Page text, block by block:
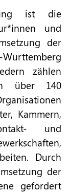
ist die
und
der
zählen
über 140
Kammern,
und
Durch
der
gefördert